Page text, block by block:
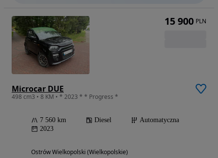
Microcar DUE
498 cm3 • 8 KM • * 2023 * * Progress *
7 560 km Diesel
Automatyczna
2023
Ostrów Wielkopolski (Wielkopolskie)
15 900 PLN